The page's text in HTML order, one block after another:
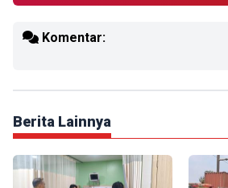
Komentar:
Berita Lainnya